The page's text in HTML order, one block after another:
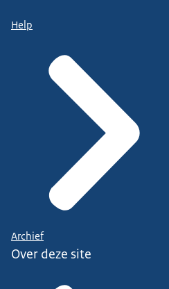
Help
Archief
Over deze site